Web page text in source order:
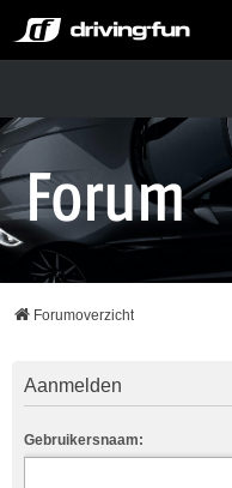
Forumoverzicht
Aanmelden
Gebruikersnaam: